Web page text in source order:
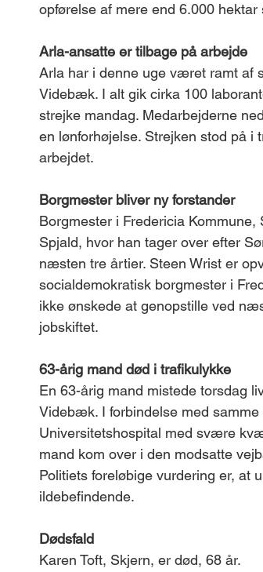
opførelse af mere end 6.000
Arla-ansatte er tilbage på arbejde
Arla har i denne uge været ramt af
Videbæk. I alt gik cirka 100
strejke mandag. Medarbejderne
en lønforhøjelse. Strejken stod på i
arbejdet.
Borgmester bliver ny forstander
Borgmester i Fredericia
Spjald, hvor han tager over efter
næsten tre årtier. Steen Wrist er
socialdemokratisk borgmester i
ikke ønskede at genopstille ved
jobskiftet.
63-årig mand død i trafikulykke
En 63-årig mand mistede torsdag
Videbæk. I forbindelse med
Universitetshospital med svære
mand kom over i den modsatte
Politiets foreløbige vurdering er, at
ildebefindende.
Dødsfald
Karen Toft, Skjern, er død, 68 år.